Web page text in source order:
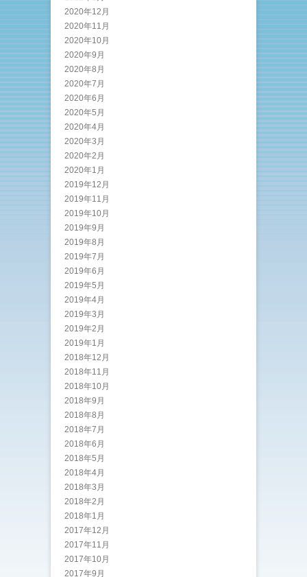
2020年12月
2020年11月
2020年10月
2020年9月
2020年8月
2020年7月
2020年6月
2020年5月
2020年4月
2020年3月
2020年2月
2020年1月
2019年12月
2019年11月
2019年10月
2019年9月
2019年8月
2019年7月
2019年6月
2019年5月
2019年4月
2019年3月
2019年2月
2019年1月
2018年12月
2018年11月
2018年10月
2018年9月
2018年8月
2018年7月
2018年6月
2018年5月
2018年4月
2018年3月
2018年2月
2018年1月
2017年12月
2017年11月
2017年10月
2017年9月